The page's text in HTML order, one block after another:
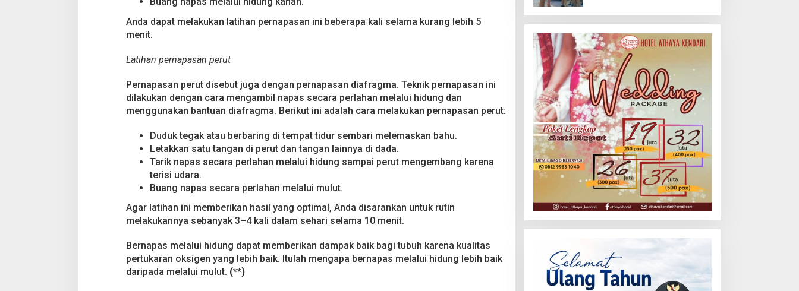
Anda dapat melakukan latihan pernapasan ini beberapa kali selama kurang lebih 5
menit.
Latihan pernapasan perut
Pernapasan perut disebut juga dengan pernapasan diafragma. Teknik pernapasan ini
dilakukan dengan cara mengambil napas secara perlahan melalui hidung dan
menggunakan bantuan diafragma. Berikut ini adalah cara melakukan pernapasan perut:
Duduk tegak atau berbaring di tempat tidur sembari melemaskan bahu.
Letakkan satu tangan di perut dan tangan lainnya di dada.
Tarik napas secara perlahan melalui hidung sampai perut mengembang karena
terisi udara.
Buang napas secara perlahan melalui mulut.
Agar latihan ini memberikan hasil yang optimal, Anda disarankan untuk rutin
melakukannya sebanyak 3–4 kali dalam sehari selama 10 menit.
Bernapas melalui hidung dapat memberikan dampak baik bagi tubuh karena kualitas
pertukaran oksigen yang lebih baik. Itulah mengapa bernapas melalui hidung lebih baik
daripada melalui mulut. (**)